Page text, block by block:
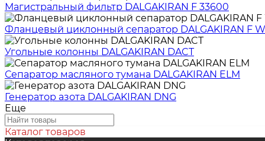
Магистральный фильтр DALGAKIRAN F 33600
Фланцевый циклонный сепаратор DALGAKIRAN F
Угольные колонны DALGAKIRAN DACT
Сепаратор масляного тумана DALGAKIRAN ELM
Генератор азота DALGAKIRAN DNG
Еще
Каталог товаров